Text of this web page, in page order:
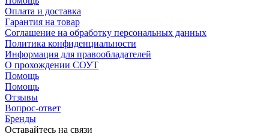
Оплата и доставка
Гарантия на товар
Соглашение на обработку персональных данных
Политика конфиденциальности
Информация для правообладателей
О прохождении СОУТ
Помощь
Помощь
Отзывы
Вопрос-ответ
Бренды
Оставайтесь на связи